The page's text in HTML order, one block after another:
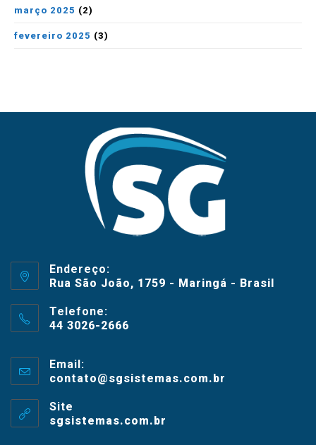
março 2025 (2)
fevereiro 2025 (3)
Endereço:
Rua São João, 1759 - Maringá - Brasil
Telefone:
44 3026-2666
Email:
contato@sgsistemas.com.br
Site
sgsistemas.com.br